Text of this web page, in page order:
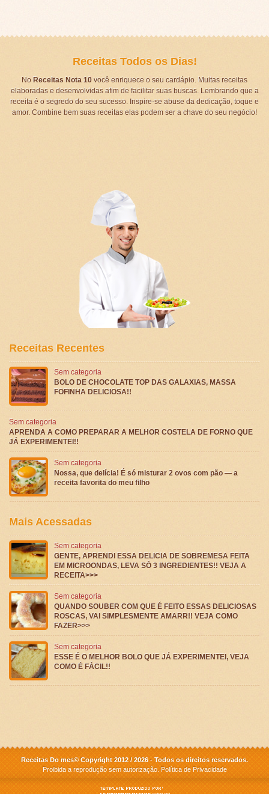
Receitas Todos os Dias!
No Receitas Nota 10você enriquece o seu cardápio. Muitas receitas
elaboradas e desenvolvidas afim de facilitar suas buscas. Lembrando que a
receita é o segredo do seu sucesso. Inspire-se abuse da dedicação, toque e
amor. Combine bem suas receitas elas podem ser a chave do seu negócio!
Receitas Recentes
Sem categoria
BOLO DE CHOCOLATE TOP DAS GALAXIAS, MASSA
FOFINHA DELICIOSA!!
Sem categoria
APRENDA A COMO PREPARAR A MELHOR COSTELA DE FORNO QUE
JÁ EXPERIMENTEI!!
Sem categoria
Nossa, que delícia! É só misturar 2 ovos com pão — a
receita favorita do meu filho
Mais Acessadas
Sem categoria
GENTE, APRENDI ESSA DELICIA DE SOBREMESA FEITA
EM MICROONDAS, LEVA SÓ 3 INGREDIENTES!! VEJA A
RECEITA>>>
Sem categoria
QUANDO SOUBER COM QUE É FEITO ESSAS DELICIOSAS
ROSCAS, VAI SIMPLESMENTE AMARR!! VEJA COMO
FAZER>>>
Sem categoria
ESSE É O MELHOR BOLO QUE JÁ EXPERIMENTEI, VEJA
COMO É FÁCIL!!
Receitas Do mes© Copyright 2012 / 2026 - Todos os direitos reservados.
Proibida a reprodução sem autorização. Política de Privacidade